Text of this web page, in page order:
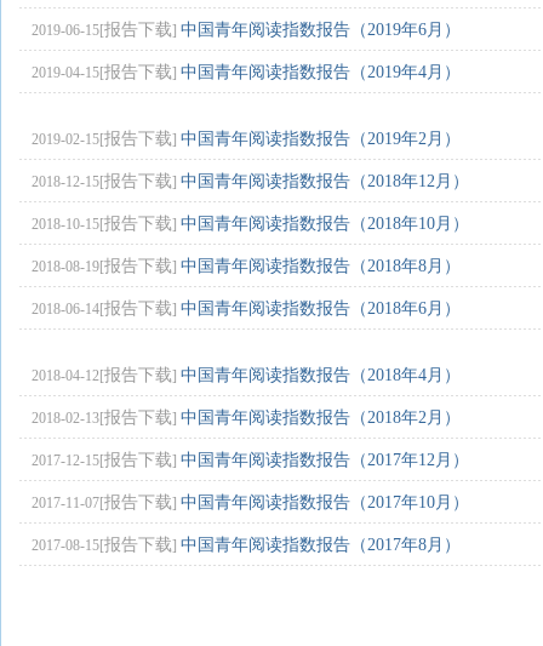
2019-06-15[报告下载] 中国青年阅读指数报告（2019年6月）
2019-04-15[报告下载] 中国青年阅读指数报告（2019年4月）
2019-02-15[报告下载] 中国青年阅读指数报告（2019年2月）
2018-12-15[报告下载] 中国青年阅读指数报告（2018年12月）
2018-10-15[报告下载] 中国青年阅读指数报告（2018年10月）
2018-08-19[报告下载] 中国青年阅读指数报告（2018年8月）
2018-06-14[报告下载] 中国青年阅读指数报告（2018年6月）
2018-04-12[报告下载] 中国青年阅读指数报告（2018年4月）
2018-02-13[报告下载] 中国青年阅读指数报告（2018年2月）
2017-12-15[报告下载] 中国青年阅读指数报告（2017年12月）
2017-11-07[报告下载] 中国青年阅读指数报告（2017年10月）
2017-08-15[报告下载] 中国青年阅读指数报告（2017年8月）